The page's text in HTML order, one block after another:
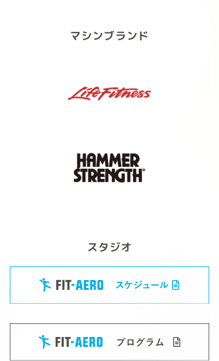
ストロベリー
摘みたてのようなみずみずしい果実感
甘すぎず後味スッキリ。心を整える落
ダマになりにくく、ストレスフリーな
飲み心地をぜひ体感してください。
マシンブランド
スタジオ